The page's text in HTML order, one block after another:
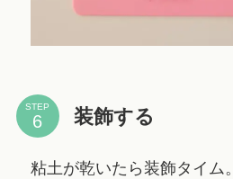
STEP 装飾する
粘土が乾いたら装飾タイム。